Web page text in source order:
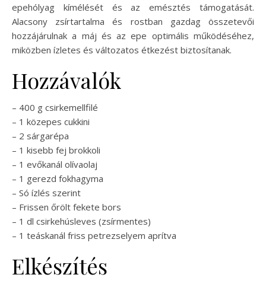
epehólyag kímélését és az emésztés támogatását.
Alacsony zsírtartalma és rostban gazdag összetevői
hozzájárulnak a máj és az epe optimális működéséhez,
miközben ízletes és változatos étkezést biztosítanak.
Hozzávalók
– 400 g csirkemellfilé
– 1 közepes cukkini
– 2 sárgarépa
– 1 kisebb fej brokkoli
– 1 evőkanál olívaolaj
– 1 gerezd fokhagyma
– Só ízlés szerint
– Frissen őrölt fekete bors
– 1 dl csirkehúsleves (zsírmentes)
– 1 teáskanál friss petrezselyem aprítva
Elkészítés